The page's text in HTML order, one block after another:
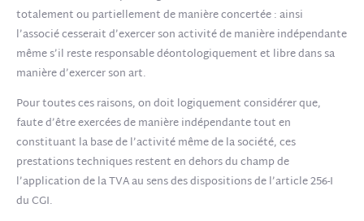
totalement ou partiellement de manière concertée : ainsi
l’associé cesserait d’exercer son activité de manière indépendante
même s’il reste responsable déontologiquement et libre dans sa
manière d’exercer son art.
Pour toutes ces raisons, on doit logiquement considérer que,
faute d’être exercées de manière indépendante tout en
constituant la base de l’activité même de la société, ces
prestations techniques restent en dehors du champ de
l’application de la TVA au sens des dispositions de l’article 256-I
du CGI.